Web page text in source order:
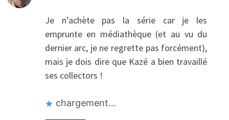
Je n’achète pas la série car je les
emprunte en médiathèque (et au vu du
dernier arc, je ne regrette pas forcément),
mais je dois dire que Kazé a bien travaillé
ses collectors !
chargement…